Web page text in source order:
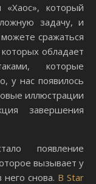
который
задачу, и
сражаться
обладает
которые
у нас появилось
иллюстрации
завершения
появление
вызывает у
снова. В Star